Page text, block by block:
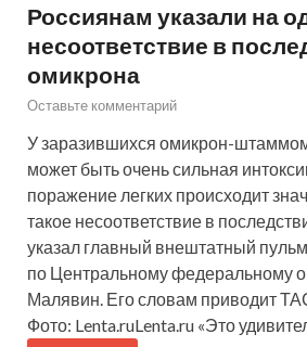
Россиянам указали на
несоответствие в
омикрона
Оставьте комментарий
У заразившихся омикрон-
может быть очень сильная
поражение легких происходит
такое несоответствие в
указал главный внештатный
по Центральному федеральному
Малявин. Его словам приводит
Фото: Lenta.ruLenta.ru «Это